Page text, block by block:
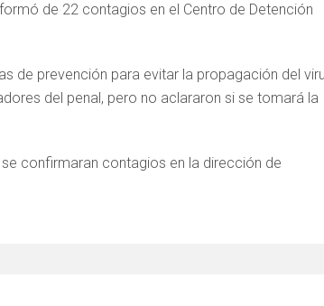
de 22 contagios en el Centro de Detención
de prevención para evitar la propagación del
del penal, pero no aclararon si se tomará la
confirmaran contagios en la dirección de